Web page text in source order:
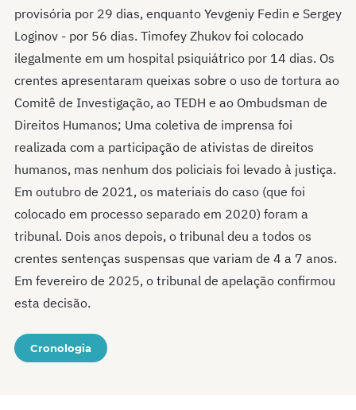
provisória por 29 dias, enquanto Yevgeniy Fedin e Sergey
Loginov - por 56 dias. Timofey Zhukov foi colocado
ilegalmente em um hospital psiquiátrico por 14 dias. Os
crentes apresentaram queixas sobre o uso de tortura ao
Comitê de Investigação, ao TEDH e ao Ombudsman de
Direitos Humanos; Uma coletiva de imprensa foi
realizada com a participação de ativistas de direitos
humanos, mas nenhum dos policiais foi levado à justiça.
Em outubro de 2021, os materiais do caso (que foi
colocado em processo separado em 2020) foram a
tribunal. Dois anos depois, o tribunal deu a todos os
crentes sentenças suspensas que variam de 4 a 7 anos.
Em fevereiro de 2025, o tribunal de apelação confirmou
esta decisão.
Cronologia